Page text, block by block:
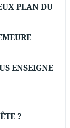
PLAN DU
ENSEIGNE
?